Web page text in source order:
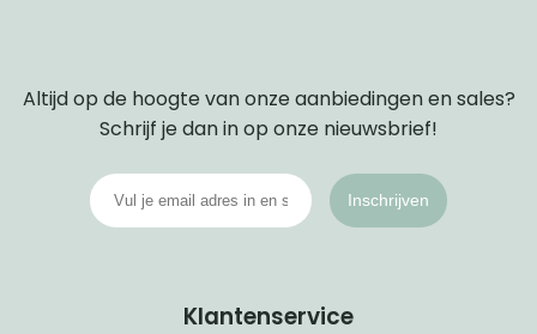
Altijd op de hoogte van onze aanbiedingen en sales?
Schrijf je dan in op onze nieuwsbrief!
Inschrijven
Klantenservice